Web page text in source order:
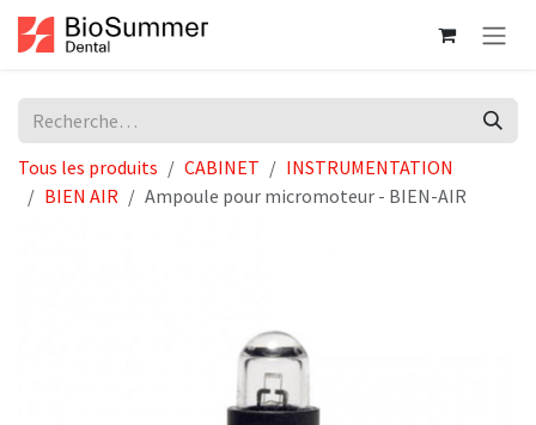
Se rendre au contenu
Tous les produits CABINET
INSTRUMENTATION
BIEN AIR
Ampoule pour micromoteur - BIEN-AIR